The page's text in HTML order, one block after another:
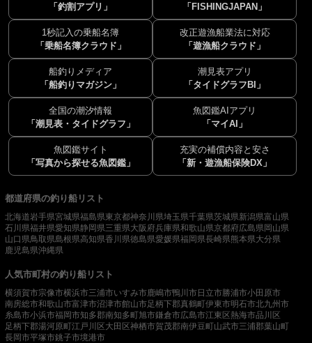
「釣割アプリ」
「FISHINGJAPAN」
1秒記入の乗船名簿
「乗船名簿クラウド」
改正遊漁船業法に対応
「遊漁船クラウド」
船釣りメディア
「船釣りマガジン」
潮見表アプリ
「タイドグラフBI」
全国の潮汐情報
「潮見表・タイドグラフ」
魚図鑑AIアプリ
「マイAI」
魚図鑑サイト
「写真から探せる魚図鑑」
充実の補償内容と安さ
「新・遊漁船保険DX」
都道府県の釣り船リスト
北海道岩手県宮城県福島県東京都神奈川県埼玉県千葉県茨城県新潟県富山県
石川県福井県愛知県静岡県三重県大阪府兵庫県和歌山県京都府広島県岡山県
山口県鳥取県島根県高知県香川県徳島県愛媛県福岡県長崎県熊本県大分県
鹿児島県沖縄県
人気市町村の釣り船リスト
横須賀市宗像市横浜市三浦市いすみ市鹿嶋市鴨川市日立市勝浦市小田原市
南房総市和歌山市富津市沼津市館山市足柄下郡真鶴町伊東市明石市北九州市
糸島市小浜市福岡市知多郡南知多町旭市鎌倉市広島市江東区熱海市品川区
足柄下郡湯河原町江戸川区大田区神栖市賀茂郡南伊豆町山武市三浦郡葉山町
長岡市平塚市銚子市境港市